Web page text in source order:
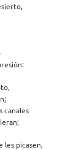
canales
les picasen,